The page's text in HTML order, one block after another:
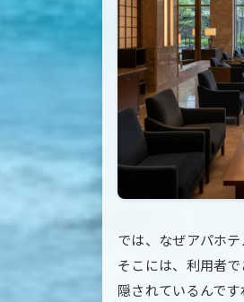
では、なぜアパホ
そこには、利用者
隠されているんです